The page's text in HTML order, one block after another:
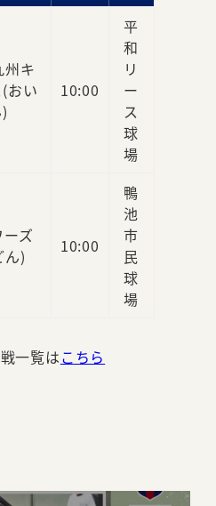
州キ
おい
10:00
平
和
リ
ー
ス
球
場
ーズ
ん)
10:00
鴨
池
市
民
球
場
一覧はこちら